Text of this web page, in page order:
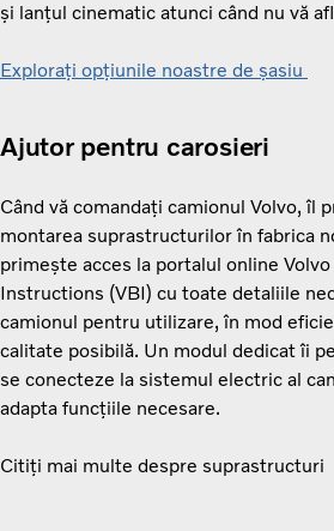
și lanțul cinematic atunci când nu vă
Explorați opțiunile noastre de șasiu
Ajutor pentru carosieri
Când vă comandați camionul Volvo, îl
montarea suprastructurilor în fabrica
primește acces la portalul online
Instructions (VBI) cu toate detaliile
camionul pentru utilizare, în mod
calitate posibilă. Un modul dedicat îi
se conecteze la sistemul electric al
adapta funcțiile necesare.
Citiți mai multe despre suprastructuri